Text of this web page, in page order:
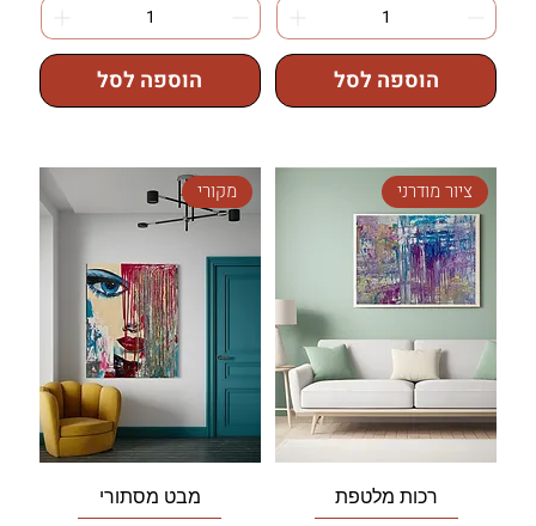
הוספה לסל הוספה לסל
ציור מודרני
רכות מלטפת
מקורי
מבט מסתורי